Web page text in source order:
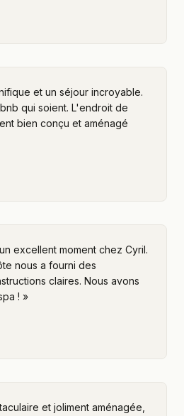
et un séjour incroyable.
qui soient. L'endroit de
bien conçu et aménagé
excellent moment chez Cyril.
nous a fourni des
claires. Nous avons
! »
et joliment aménagée,